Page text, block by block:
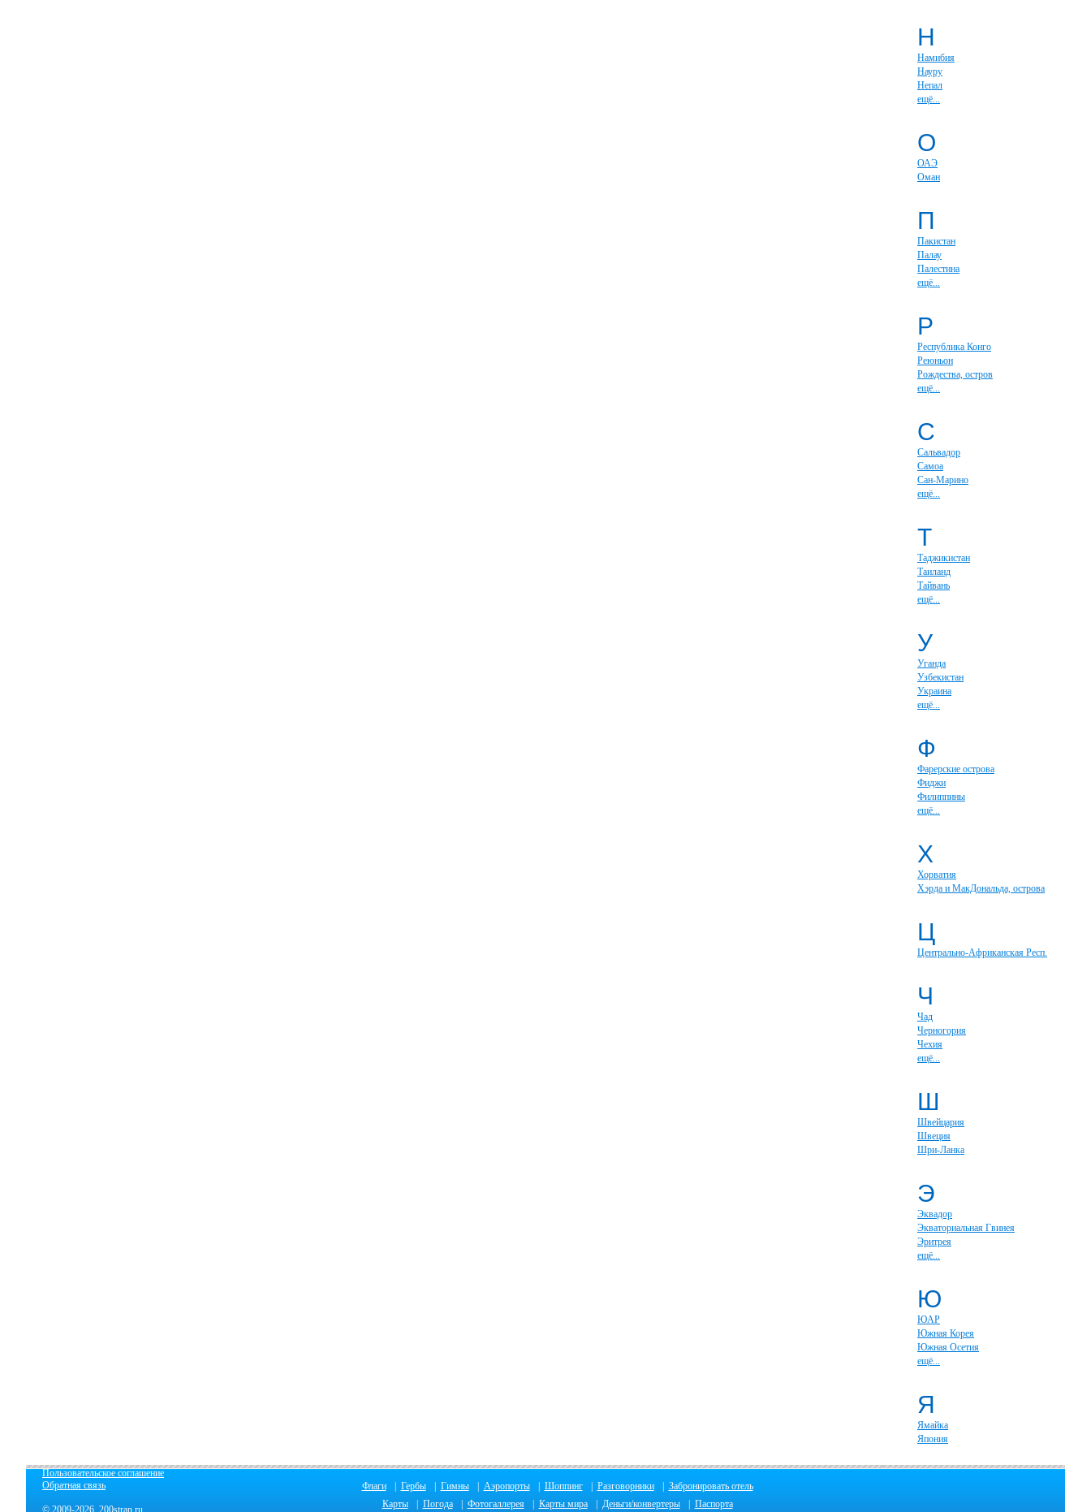
Н
Намибия
Науру
Непал
ещё...
О
ОАЭ
Оман
П
Пакистан
Палау
Палестина
ещё...
Р
Республика Конго
Реюньон
Рождества, остров
ещё...
С
Сальвадор
Самоа
Сан-Марино
ещё...
Т
Таджикистан
Таиланд
Тайвань
ещё...
У
Уганда
Узбекистан
Украина
ещё...
Ф
Фарерские острова
Фиджи
Филиппины
ещё...
Х
Хорватия
Хэрда и МакДональда, острова
Ц
Центрально-Африканская Респ.
Ч
Чад
Черногория
Чехия
ещё...
Ш
Швейцария
Швеция
Шри-Ланка
Э
Эквадор
Экваториальная Гвинея
Эритрея
ещё...
Ю
ЮАР
Южная Корея
Южная Осетия
ещё...
Я
Ямайка
Япония
Пользовательское соглашение
Обратная связь
© 2009-2026 200stran.ru
Флаги Гербы Гимны Аэропорты Шоппинг Разговорники
Забронировать отель
Карты
Погода Фотогаллерея Карты мира Деньги/конвертеры Паспорта